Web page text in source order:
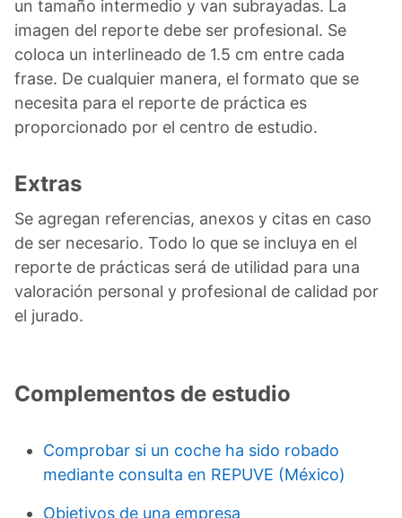
un tamaño intermedio y van subrayadas. La
imagen del reporte debe ser profesional. Se
coloca un interlineado de 1.5 cm entre cada
frase. De cualquier manera, el formato que se
necesita para el reporte de práctica es
proporcionado por el centro de estudio.
Extras
Se agregan referencias, anexos y citas en caso
de ser necesario. Todo lo que se incluya en el
reporte de prácticas será de utilidad para una
valoración personal y profesional de calidad por
el jurado.
Complementos de estudio
Comprobar si un coche ha sido robado
mediante consulta en REPUVE (México)
Objetivos de una empresa